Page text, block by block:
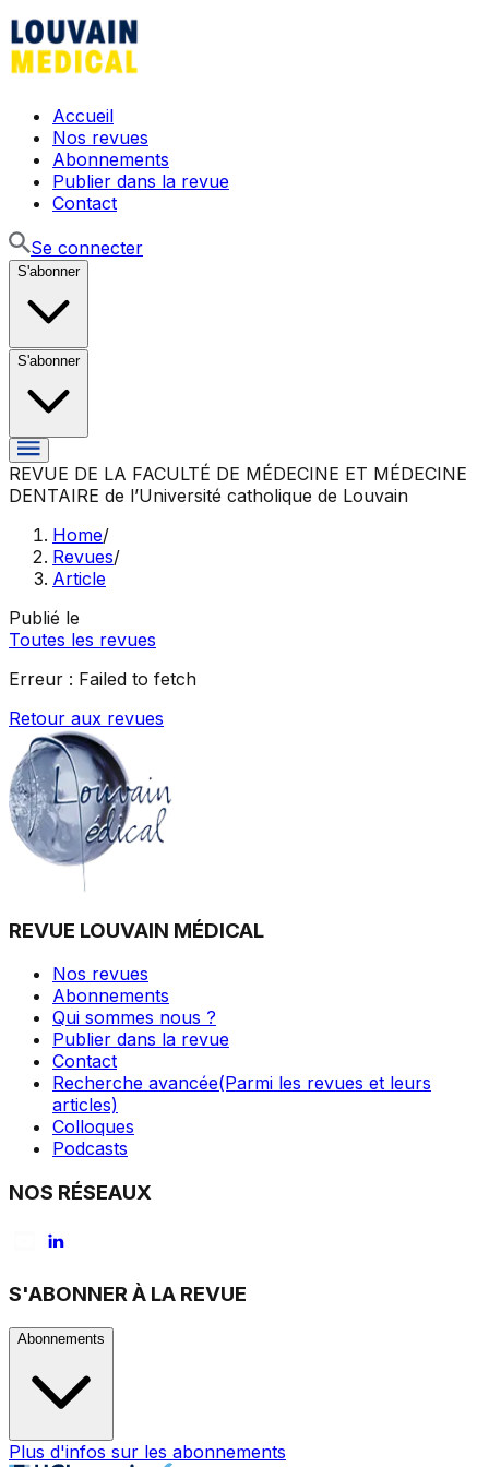
Accueil
Nos revues
Abonnements
Publier dans la revue
Contact
Se connecter
S'abonner
S'abonner
REVUE DE LA FACULTÉ DE MÉDECINE ET MÉDECINE
DENTAIRE de l’Université catholique de Louvain
Home/
Revues/
Article
Publié le
Toutes les revues
Erreur : Failed to fetch
Retour aux revues
REVUE LOUVAIN MÉDICAL
Nos revues
Abonnements
Qui sommes nous ?
Publier dans la revue
Contact
Recherche avancée(Parmi les revues et leurs
articles)
Colloques
Podcasts
NOS RÉSEAUX
S'ABONNER À LA REVUE
Abonnements
Plus d'infos sur les abonnements